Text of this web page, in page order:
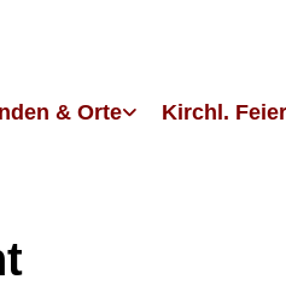
& Orte Kirchl.